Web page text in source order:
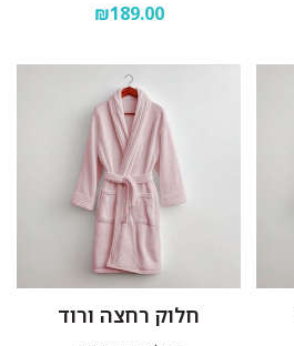
₪189.00
חלוק רחצה ורוד